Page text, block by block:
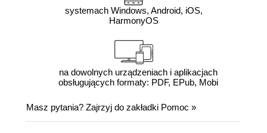
systemach Windows, Android, iOS,
HarmonyOS
na dowolnych urządzeniach i aplikacjach
obsługujących formaty: PDF, EPub, Mobi
Masz pytania? Zajrzyj do zakładki Pomoc »